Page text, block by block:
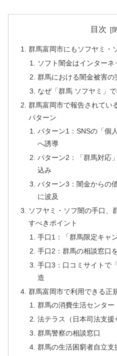
目次
群馬富岡市にもソフヤミ・
ソフト闇金はインター
群馬における闇金被害の
なぜ「群馬 ソフヤミ」
群馬富岡市で報告されてい
パターン
パターン1：SNSの「個
へ誘導
パターン2：「群馬対応
込み
パターン3：闇金からの
に波及
ソフヤミ・ソフ闇の手口、
すべきポイント
手口1：「群馬限定キャ
手口2：群馬の相談窓口
手口3：口コミサイトで
造
群馬富岡市で利用できる正
群馬の消費生活センター
法テラス（日本司法支
群馬警察の相談窓口
群馬の生活困窮者自立支